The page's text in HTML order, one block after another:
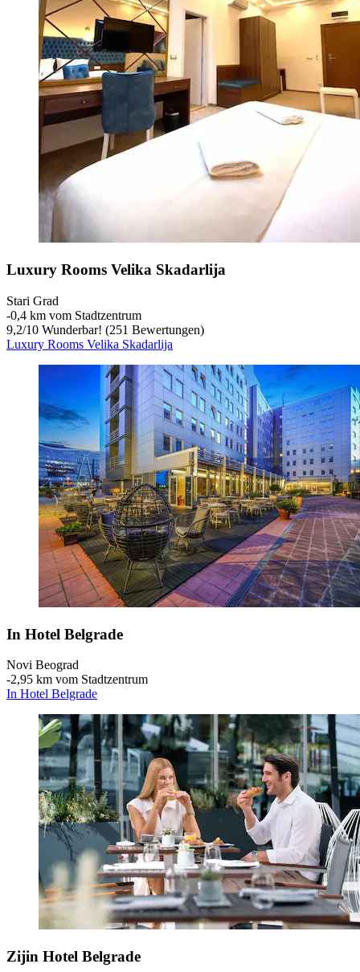
Luxury Rooms Velika Skadarlija
Stari Grad
‐0,4 km vom Stadtzentrum
9,2/10 Wunderbar! (251 Bewertungen)
Luxury Rooms Velika Skadarlija
In Hotel Belgrade
Novi Beograd
‐2,95 km vom Stadtzentrum
In Hotel Belgrade
Zijin Hotel Belgrade